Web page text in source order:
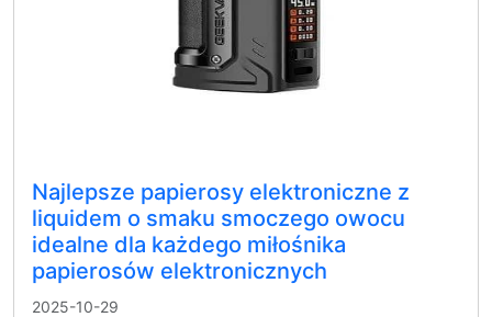
Najlepsze papierosy elektroniczne z
liquidem o smaku smoczego owocu
idealne dla każdego miłośnika
papierosów elektronicznych
2025-10-29